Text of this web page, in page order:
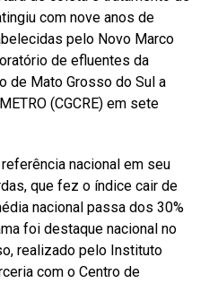
com nove anos de
pelo Novo Marco
de efluentes da
de Mato Grosso do Sul a
(CGCRE) em sete
nacional em seu
que fez o índice cair de
nacional passa dos 30%
foi destaque nacional no
realizado pelo Instituto
com o Centro de